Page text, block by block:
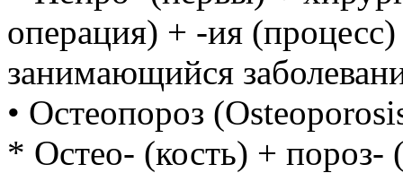
операция) + -ия
занимающийся
• Остеопороз
* Остео- (кость) + пороз-